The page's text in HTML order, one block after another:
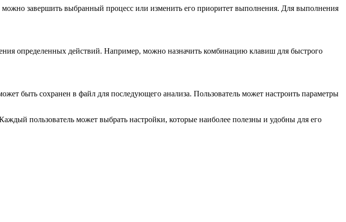
завершить выбранный процесс или изменить его приоритет выполнения. Для выполнения
определенных действий. Например, можно назначить комбинацию клавиш для быстрого
быть сохранен в файл для последующего анализа. Пользователь может настроить параметры
пользователь может выбрать настройки, которые наиболее полезны и удобны для его